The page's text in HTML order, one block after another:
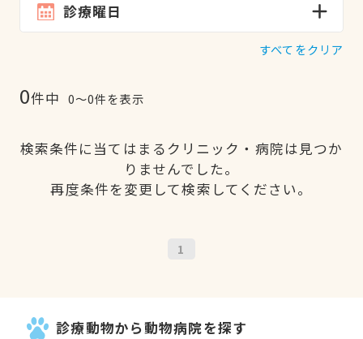
診療曜日
すべてをクリア
0件中 0〜0件を表示
検索条件に当てはまるクリニック・病院は見つか
りませんでした。
再度条件を変更して検索してください。
1
診療動物から動物病院を探す